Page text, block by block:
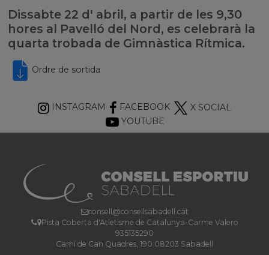
Dissabte 22 d' abril, a partir de les 9,30
hores al Pavelló del Nord, es celebrarà la
quarta trobada de Gimnàstica Rítmica.
Ordre de sortida
INSTAGRAM FACEBOOK
X SOCIAL
YOUTUBE
consell@consellsabadell.cat
Pista Coberta d'Atletisme de Catalunya-Carme Valero
935135290
Camí de Can Quadres, 190 08203 Sabadell